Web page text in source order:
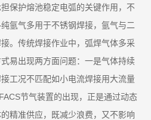
保护熔池稳定电弧的关键作用，不
氩气多用于不锈钢焊接，氩气与二
。传统焊接作业中，弧焊气体多采
易出现两方面问题：一是气体持续
工况不匹配如小电流焊接用大流量
节气装置的出现，正是通过动态
精准供应，既减少浪费，又不影响